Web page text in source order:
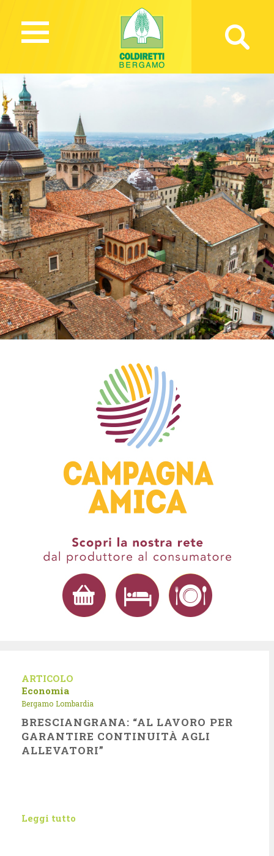
ARTICOLO
Economia
Bergamo Lombardia
BRESCIANGRANA: “AL LAVORO PER
GARANTIRE CONTINUITÀ AGLI
ALLEVATORI”
Leggi tutto